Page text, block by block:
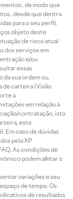
de modo que
desde que dentro
para o seu perfil.
objeto deste
de risco atual
dos serviços em
e/ou
essas
sua ordem ou,
de carteira (Visão
a
em relação à
contratação, isto
esta
Em caso de dúvidas
pela XP
As condições de
podem afetar o
variações e seu
de tempo. Os
de resultados